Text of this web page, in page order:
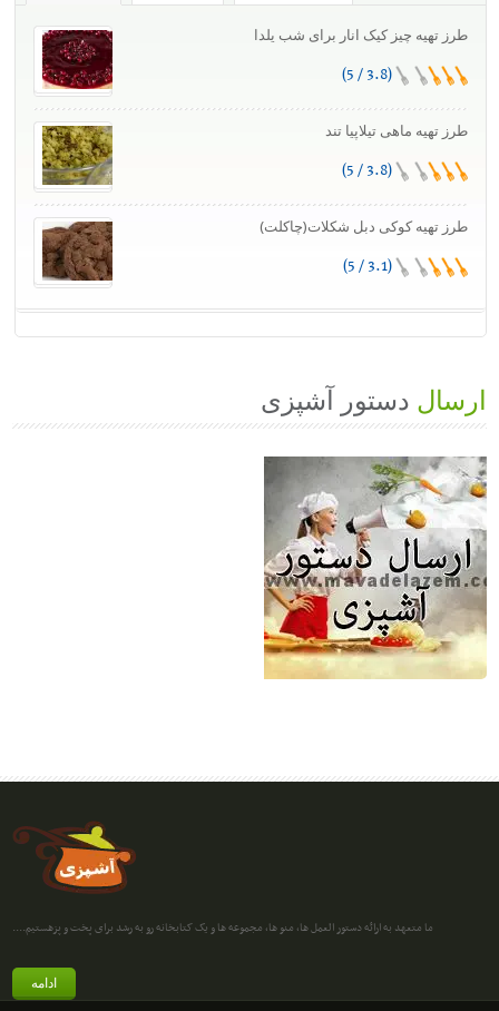
چیز کیک انار برای شب یلدا
(3.8 / 5)
ماهی تیلاپیا تند
(3.8 / 5)
کوکی دبل شکلات(چاکلت)
(3.1 / 5)
دستور آشپزی
ما متعهد به ارائه دستور العمل ها، منو ها، مجموعه ها و یک کتابخانه رو به رشد برای پخت و پزهستیم....